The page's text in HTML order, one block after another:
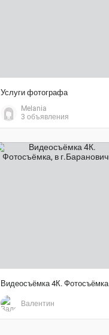
Услуги фотографа
Melania
3 объявления
Видеосъёмка 4К. Фотосъёмка
Валентин